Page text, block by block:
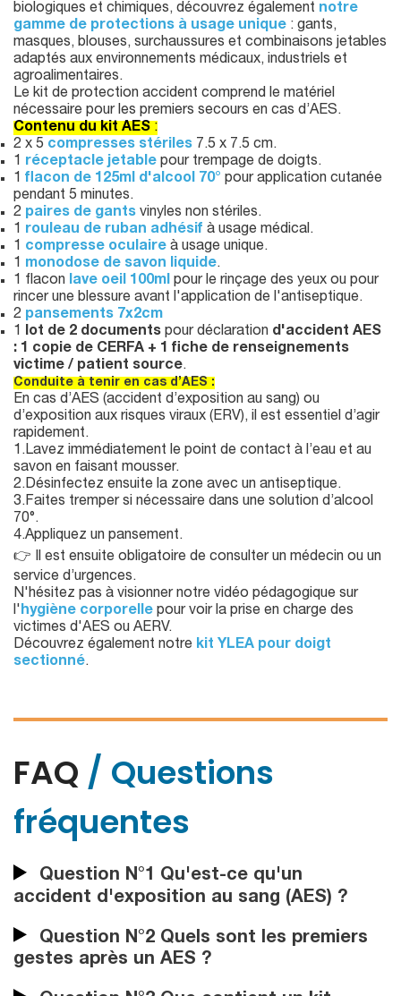
biologiques et chimiques, découvrez également notre
gamme de protections à usage unique : gants,
masques, blouses, surchaussures et combinaisons jetables
adaptés aux environnements médicaux, industriels et
agroalimentaires.
Le kit de protection accident comprend le matériel
nécessaire pour les premiers secours en cas d’AES.
Contenu du kit AES :
2 x 5 compresses stériles 7.5 x 7.5 cm.
1 réceptacle jetable pour trempage de doigts.
1 flacon de 125ml d'alcool 70° pour application cutanée
pendant 5 minutes.
2 paires de gants vinyles non stériles.
1 rouleau de ruban adhésif à usage médical.
1 compresse oculaire à usage unique.
1 monodose de savon liquide.
1 flacon lave oeil 100ml pour le rinçage des yeux ou pour
rincer une blessure avant l'application de l'antiseptique.
2 pansements 7x2cm
1 lot de 2 documents pour déclaration d'accident AES
: 1 copie de CERFA + 1 fiche de renseignements
victime / patient source.
Conduite à tenir en cas d’AES :
En cas d’AES (accident d’exposition au sang) ou
d’exposition aux risques viraux (ERV), il est essentiel d’agir
rapidement.
1.Lavez immédiatement le point de contact à l’eau et au
savon en faisant mousser.
2.Désinfectez ensuite la zone avec un antiseptique.
3.Faites tremper si nécessaire dans une solution d’alcool
70°.
4.Appliquez un pansement.
👉 Il est ensuite obligatoire de consulter un médecin ou un
service d’urgences.
N'hésitez pas à visionner notre vidéo pédagogique sur
l'hygiène corporelle pour voir la prise en charge des
victimes d'AES ou AERV.
Découvrez également notre kit YLEA pour doigt
sectionné.
FAQ / Questions
fréquentes
Question N°1 Qu'est-ce qu'un
accident d'exposition au sang (AES) ?
Question N°2 Quels sont les premiers
gestes après un AES ?